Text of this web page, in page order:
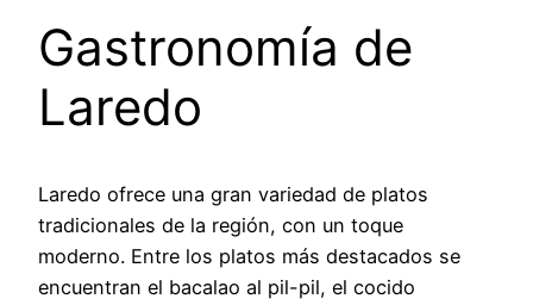
Gastronomía de
Laredo
Laredo ofrece una gran variedad de platos
tradicionales de la región, con un toque
moderno. Entre los platos más destacados se
encuentran el bacalao al pil-pil, el cocido